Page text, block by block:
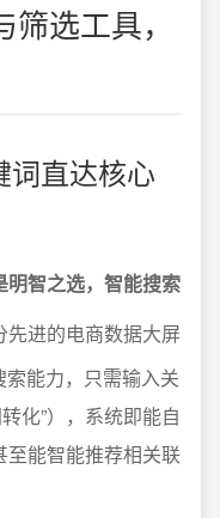
选工具，
词直达核心
明智之选，智能搜索
先进的电商数据大屏
索能力，只需输入关
化”），系统即能自
至能智能推荐相关联